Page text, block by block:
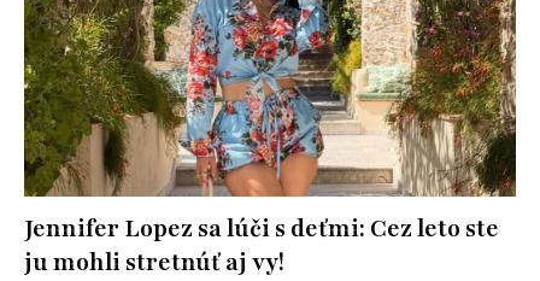
Jennifer Lopez sa lúči s deťmi: Cez leto ste
ju mohli stretnúť aj vy!